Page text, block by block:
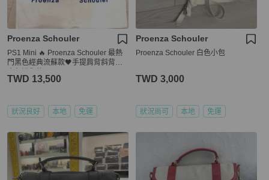
Proenza Schouler
PS1 Mini 🔥 Proenza Schouler 最熱
門黑色經典流蘇款🖤手提肩背斜背包
TWD 13,500
狀況良好 本地 免運
Proenza Schouler
Proenza Schouler 白色小包
TWD 3,000
狀況尚可 本地 免運